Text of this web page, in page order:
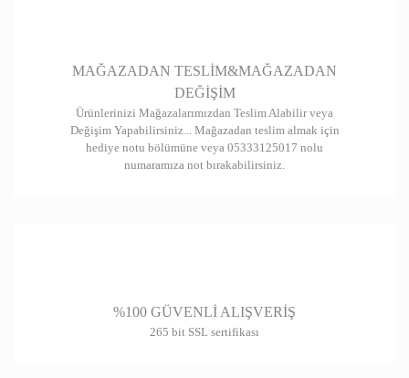
Gönder
MAĞAZADAN TESLİM&MAĞAZADAN
DEĞİŞİM
Ürünlerinizi Mağazalarımızdan Teslim Alabilir veya
Değişim Yapabilirsiniz... Mağazadan teslim almak için
hediye notu bölümüne veya 05333125017 nolu
numaramıza not bırakabilirsiniz.
%100 GÜVENLİ ALIŞVERİŞ
265 bit SSL sertifikası